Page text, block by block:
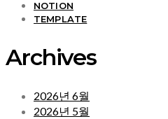
NOTION
TEMPLATE
Archives
2026년 6월
2026년 5월